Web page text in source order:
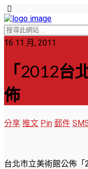
16 11 月, 2011
「2012台
佈
分享 推文 Pin 郵件
台北市立美術館公佈